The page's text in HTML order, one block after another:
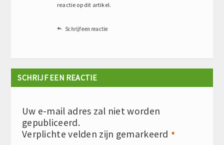
reactie op dit artikel.
 Schrijf een reactie
SCHRIJF EEN REACTIE
Uw e-mail adres zal niet worden
gepubliceerd.
Verplichte velden zijn gemarkeerd *